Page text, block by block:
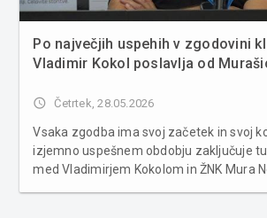
Po največjih uspehih v zgodovini
Vladimir Kokol poslavlja od
access_time Četrtek, 28.05.2026
Vsaka zgodba ima svoj začetek in svoj
izjemno uspešnem obdobju zaključuje
med Vladimirjem Kokolom in ŽNK Mura